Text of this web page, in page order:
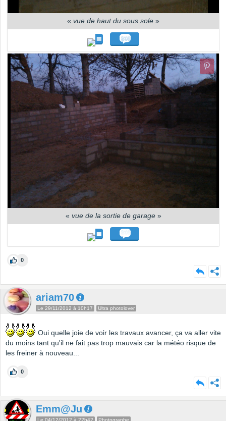
« vue de haut du sous sole »
« vue de la sortie de garage»
0
ariam70
Le 29/11/2012 à 10h17 Ultra photolover
Oui quelle joie de voir les travaux avancer, ça va aller vite
du moins tant qu'il ne fait pas trop mauvais car la météo risque de
les freiner à nouveau...
0
Emm@Ju
Le 04/12/2012 à 22h42 Photographe